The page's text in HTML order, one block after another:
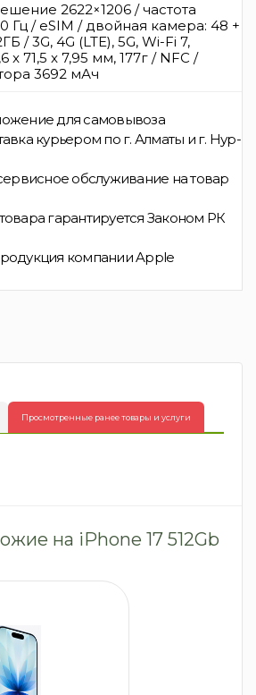
2622×1206 / частота
Гц / eSIM / двойная камера: 48 +
/ 3G, 4G (LTE), 5G, Wi-Fi 7,
x 71,5 x 7,95 мм, 177г / NFC /
3692 мАч
для самовывоза
курьером по г. Алматы и г. Нур-
обслуживание на товар
гарантируется Законом РК
компании Apple
Просмотренные ранее товары и услуги
на iPhone 17 512Gb